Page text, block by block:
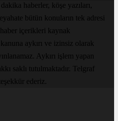
haberler, köşe yazıları,
bütün konuların tek adresi
içerikleri kaynak
aykırı ve izinsiz olarak
Aykırı işlem yapan
saklı tutulmaktadır. Telgraf
ederiz.